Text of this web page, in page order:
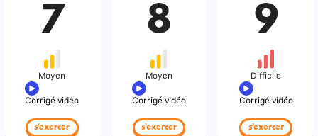
7
Moyen
Corrigé vidéo
s'exercer
8
Moyen
Corrigé vidéo
s'exercer
9
Difficile
Corrigé vidéo
s'exercer